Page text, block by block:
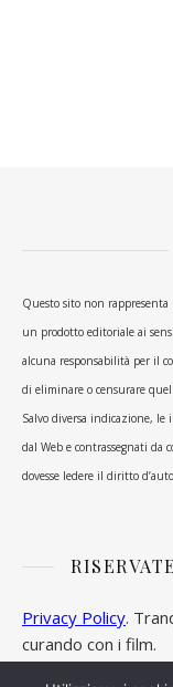
Questo sito non
un prodotto editoriale ai
alcuna responsabilità per il
di eliminare o censurare
Salvo diversa indicazione,
dal Web e contrassegnati
dovesse ledere il diritto
Privacy Policy.
curando con i film.